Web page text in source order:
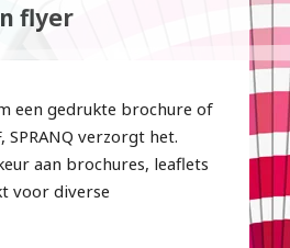
flyer
een gedrukte brochure of
SPRANQ verzorgt het.
aan brochures, leaflets
voor diverse